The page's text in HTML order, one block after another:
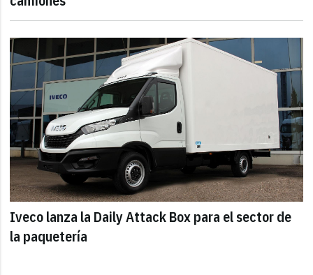
Iveco lanza la Daily Attack Box para el sector de
la paquetería